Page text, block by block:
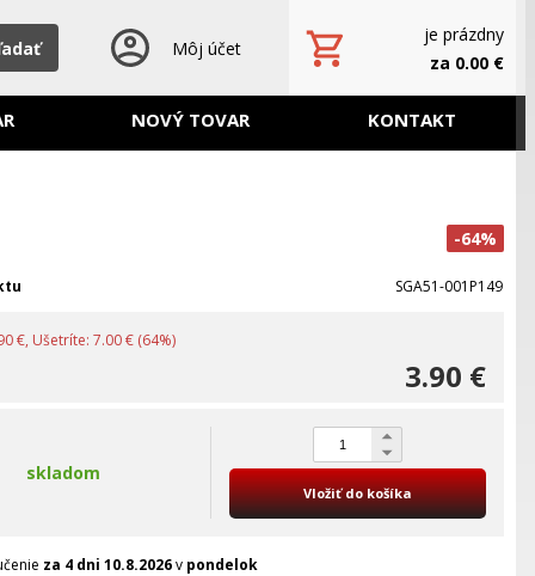
Môj účet
je prázdny
za 0.00 €
NOVÝ TOVAR KONTAKT
-64%
SGA51-001P149
€, Ušetríte: 7.00 € (64%)
3.90 €
skladom
Vložiť do košíka
za 4 dni 10.8.2026v pondelok